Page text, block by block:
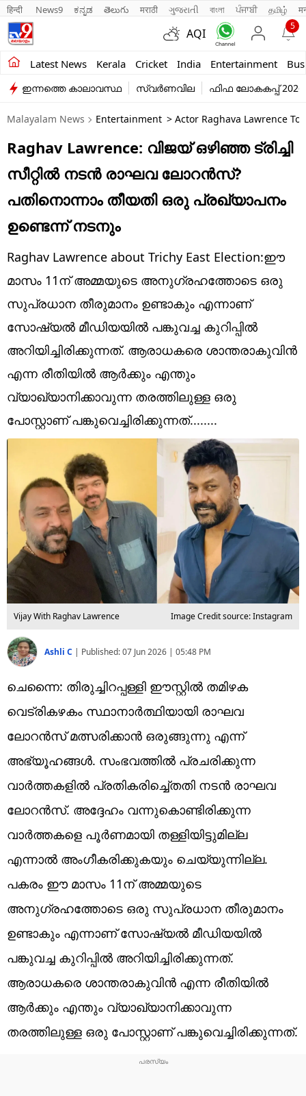
हिन्दी News9 ಕನ್ನಡ తెలుగు मराठी ગુજરાતી বাংলা ਪੰਜਾਬੀ தமிழ்
AQI
5
Latest News Kerala Cricket India Entertainment
Kerala
India
Entertainment
Business
Education
Lifestyle
world
Technology
Religion
Web Story
Photo
Short Videos
ഇന്നത്തെ കാലാവസ്ഥ സ്വർണവില ഫിഫ ലോകകപ്പ് 2026
Malayalam News Entertainment > Actor Raghava Lawrence
Raghav Lawrence: വിജയ് ഒഴിഞ്ഞ ട്രിച്ചി
സീറ്റിൽ നടൻ രാഘവ ലോറൻസ്?
പതിനൊന്നാം തീയതി ഒരു പ്രഖ്യാപനം
ഉണ്ടെന്ന് നടനും
Raghav Lawrence about Trichy East Election:ഈ
മാസം 11ന് അമ്മയുടെ അനുഗ്രഹത്തോടെ ഒരു
സുപ്രധാന തീരുമാനം ഉണ്ടാകും എന്നാണ്
സോഷ്യൽ മീഡിയയിൽ പങ്കുവച്ച കുറിപ്പിൽ
അറിയിച്ചിരിക്കുന്നത്. ആരാധകരെ ശാന്തരാകുവിൻ
എന്ന രീതിയിൽ ആർക്കും എന്തും
വ്യാഖ്യാനിക്കാവുന്ന തരത്തിലുള്ള ഒരു
പോസ്റ്റാണ് പങ്കുവെച്ചിരിക്കുന്നത്........
Vijay With Raghav Lawrence Image Credit source: Instagram
Ashli C | Published:07 Jun 2026 | 05:48 PM
ചെന്നൈ: തിരുച്ചിറപ്പള്ളി ഈസ്റ്റിൽ തമിഴക
വെട്രികഴകം സ്ഥാനാർത്ഥിയായി രാഘവ
ലോറൻസ് മത്സരിക്കാൻ ഒരുങ്ങുന്നു എന്ന്
അഭ്യൂഹങ്ങൾ. സംഭവത്തിൽ പ്രചരിക്കുന്ന
വാർത്തകളിൽ പ്രതികരിച്ചെ്തതി നടൻ രാഘവ
ലോറൻസ്. അദ്ദേഹം വന്നുകൊണ്ടിരിക്കുന്ന
വാർത്തകളെ പൂർണമായി തള്ളിയിട്ടുമില്ല
എന്നാൽ അംഗീകരിക്കുകയും ചെയ്യുന്നില്ല.
പകരം ഈ മാസം 11ന് അമ്മയുടെ
അനുഗ്രഹത്തോടെ ഒരു സുപ്രധാന തീരുമാനം
ഉണ്ടാകും എന്നാണ് സോഷ്യൽ മീഡിയയിൽ
പങ്കുവച്ച കുറിപ്പിൽ അറിയിച്ചിരിക്കുന്നത്.
ആരാധകരെ ശാന്തരാകുവിൻ എന്ന രീതിയിൽ
ആർക്കും എന്തും വ്യാഖ്യാനിക്കാവുന്ന
തരത്തിലുള്ള ഒരു പോസ്റ്റാണ് പങ്കുവെച്ചിരിക്കുന്നത്.